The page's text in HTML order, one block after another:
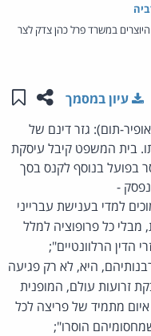
היוצרים במשרד פרל כהן צדק לצר
שתפו
עיון במסמך
תום): גזר דינם של
בית המשפט קיבל עיסקת
4 ו- 2 שנות מאסר בפועל בנוסף לקנס בסך
-
למדי בענישת עברייני
מבלי כל פרופוציה למלל
הדין הרלוונטיים";
היא, לא רק פגיעה
זרועות עולם, המופנית
איום מתמיד של פריצה לכל
הוסרו";